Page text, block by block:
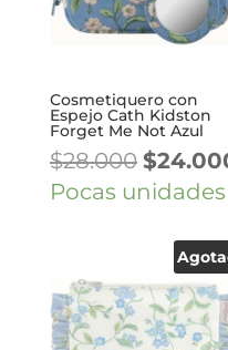
Cosmetiquero con
Espejo Cath Kidston
Forget Me Not Azul
$28.000 El
precio
era:
$
Pocas unidades